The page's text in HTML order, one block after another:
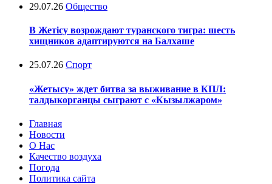
29.07.26 Общество
В Жетісу возрождают туранского тигра: шесть
хищников адаптируются на Балхаше
25.07.26 Спорт
«Жетысу» ждет битва за выживание в КПЛ:
талдыкорганцы сыграют с «Кызылжаром»
Главная
Новости
О Нас
Качество воздуха
Погода
Политика сайта